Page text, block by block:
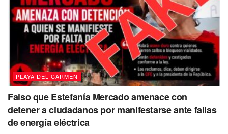
PLAYA DEL CARMEN
Falso que Estefanía Mercado amenace con
detener a ciudadanos por manifestarse ante fallas
de energía eléctrica